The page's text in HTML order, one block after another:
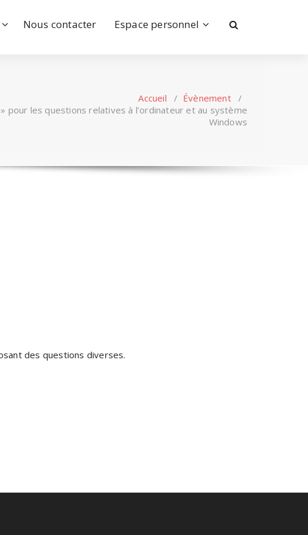
Nous contacter Espace personnel
Accueil / Évènement/
pour les questions relatives à l’ordinateur et au système
Windows
des questions diverses.